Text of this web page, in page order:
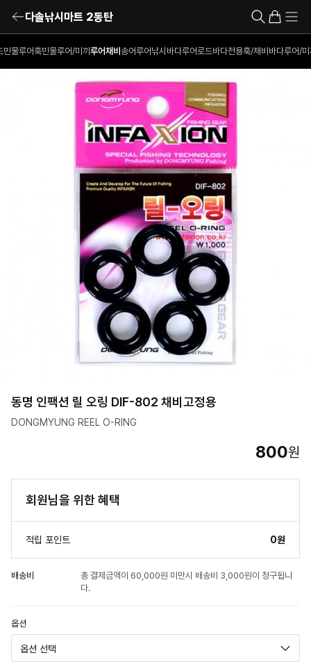
다솔낚시마트 2동탄
민물루어훅민물루어/미끼 루어채비 송어루어낚시 바다루어로드바다전용훅/채비 바다루어/
동명 인팩션 릴 오링 DIF-802 채비고정용
DONGMYUNG REEL O-RING
800원
회원님을 위한 혜택
적립 포인트 0원
배송비
총 결제금액이 60,000원 미만시 배송비 3,000원이 청구됩니
다.
옵션